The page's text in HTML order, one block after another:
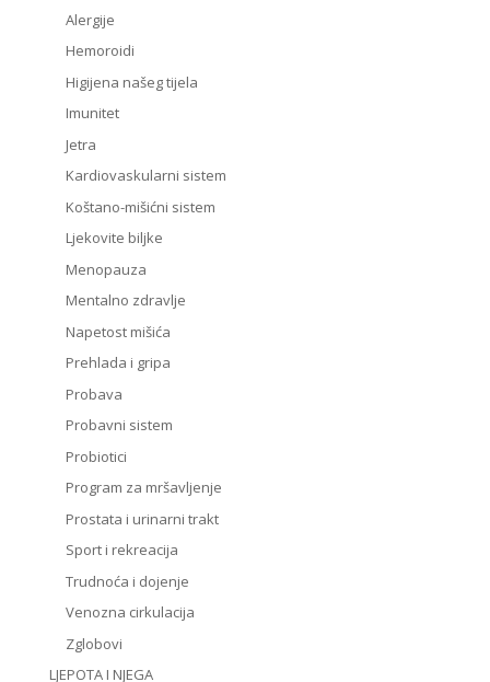
Alergije
Hemoroidi
Higijena našeg tijela
Imunitet
Jetra
Kardiovaskularni sistem
Koštano-mišićni sistem
Ljekovite biljke
Menopauza
Mentalno zdravlje
Napetost mišića
Prehlada i gripa
Probava
Probavni sistem
Probiotici
Program za mršavljenje
Prostata i urinarni trakt
Sport i rekreacija
Trudnoća i dojenje
Venozna cirkulacija
Zglobovi
LJEPOTA I NJEGA